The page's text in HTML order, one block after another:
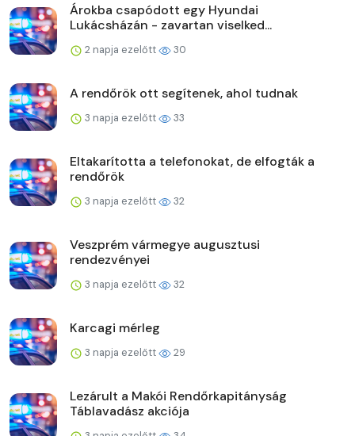
Árokba csapódott egy Hyundai
Lukácsházán - zavartan viselked...
2 napja ezelőtt 30
A rendőrök ott segítenek, ahol tudnak
3 napja ezelőtt 33
Eltakarította a telefonokat, de elfogták a
rendőrök
3 napja ezelőtt 32
Veszprém vármegye augusztusi
rendezvényei
3 napja ezelőtt 32
Karcagi mérleg
3 napja ezelőtt 29
Lezárult a Makói Rendőrkapitányság
Táblavadász akciója